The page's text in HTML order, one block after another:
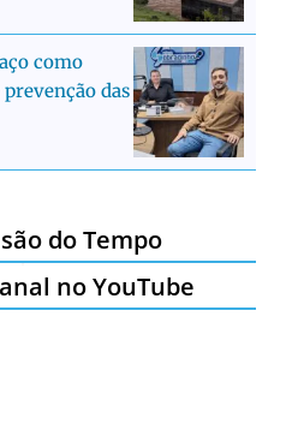
como
das
do Tempo
no YouTube